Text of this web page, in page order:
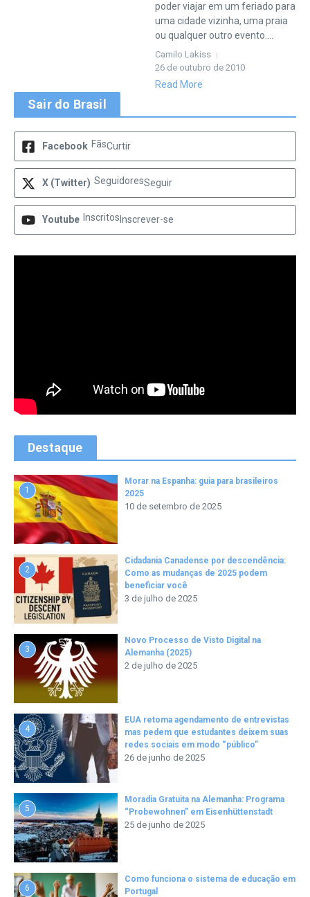
poder viajar em um feriado para
uma cidade vizinha, uma praia
ou qualquer outro evento....
Camilo Lakiss
26 de outubro de 2010
Read More
Sair do Brasil
Facebook FãsCurtir
X (Twitter) SeguidoresSeguir
Youtube Inscritos Inscrever-se
Destaque
1
Morar na Espanha: guia para brasileiros
2025
10 de setembro de 2025
2
Cidadania Canadense por descendência:
Como as mudanças de 2025 podem
beneficiar você
3 de julho de 2025
3
Novo Processo de Visto Digital na
Alemanha (2025)
2 de julho de 2025
4
EUA retoma agendamento de entrevistas
mas pedem que estudantes deixem suas
redes sociais em modo “público”
26 de junho de 2025
5
Moradia Gratuita na Alemanha: Programa
“Probewohnen” em Eisenhüttenstadt
25 de junho de 2025
6
Como funciona o sistema de educação em
Portugal